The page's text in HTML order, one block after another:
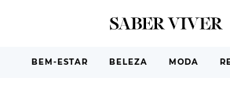
BEM-ESTAR BELEZA MODA